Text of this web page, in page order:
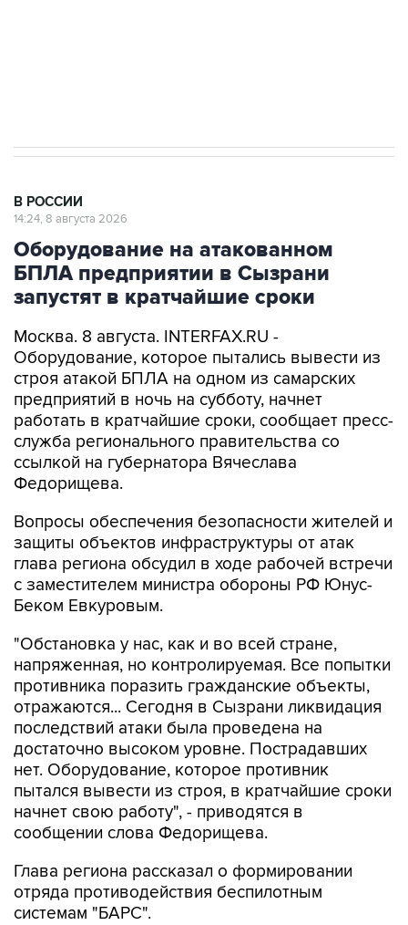
В РОССИИ
14:24, 8 августа 2026
Оборудование на атакованном
БПЛА предприятии в Сызрани
запустят в кратчайшие сроки
Москва. 8 августа. INTERFAX.RU -
Оборудование, которое пытались вывести из
строя атакой БПЛА на одном из самарских
предприятий в ночь на субботу, начнет
работать в кратчайшие сроки, сообщает пресс-
служба регионального правительства со
ссылкой на губернатора Вячеслава
Федорищева.
Вопросы обеспечения безопасности жителей и
защиты объектов инфраструктуры от атак
глава региона обсудил в ходе рабочей встречи
с заместителем министра обороны РФ Юнус-
Беком Евкуровым.
"Обстановка у нас, как и во всей стране,
напряженная, но контролируемая. Все попытки
противника поразить гражданские объекты,
отражаются... Сегодня в Сызрани ликвидация
последствий атаки была проведена на
достаточно высоком уровне. Пострадавших
нет. Оборудование, которое противник
пытался вывести из строя, в кратчайшие сроки
начнет свою работу", - приводятся в
сообщении слова Федорищева.
Глава региона рассказал о формировании
отряда противодействия беспилотным
системам "БАРС".